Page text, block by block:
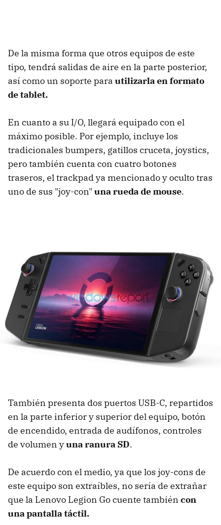
De la misma forma que otros equipos de este
tipo, tendrá salidas de aire en la parte posterior,
así como un soporte para utilizarla en formato
de tablet.
En cuanto a su I/O, llegará equipado con el
máximo posible. Por ejemplo, incluye los
tradicionales bumpers, gatillos cruceta, joystics,
pero también cuenta con cuatro botones
traseros, el trackpad ya mencionado y oculto tras
uno de sus "joy-con" una rueda de mouse.
También presenta dos puertos USB-C, repartidos
en la parte inferior y superior del equipo, botón
de encendido, entrada de audífonos, controles
de volumen yuna ranura SD.
De acuerdo con el medio, ya que los joy-cons de
este equipo son extraíbles, no sería de extrañar
que la Lenovo Legion Go cuente también con
una pantalla táctil.